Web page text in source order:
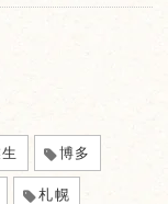
博多
札幌